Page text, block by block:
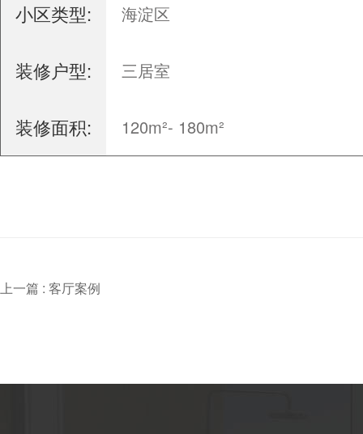
小区类型: 海淀区
装修户型: 三居室
装修面积: 120m²- 180m²
上一篇 : 客厅案例